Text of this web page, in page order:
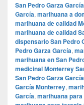
San Pedro Garza García
García, marihuana a
marihuana de calidad
marihuana de calidad
dispensario San Pedro
Pedro Garza García,
marihuana en San
medicinal Monterrey
San Pedro Garza García
García Monterrey,
García, marihuana